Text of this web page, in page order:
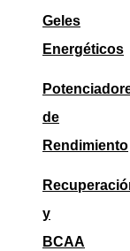
Geles
Energéticos
de
Rendimiento
y
BCAA